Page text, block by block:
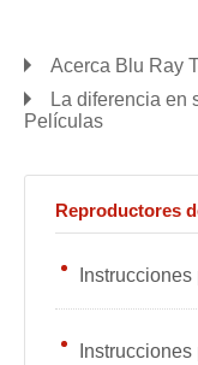
Acerca Blu Ray
La diferencia en
Películas
Reproductores